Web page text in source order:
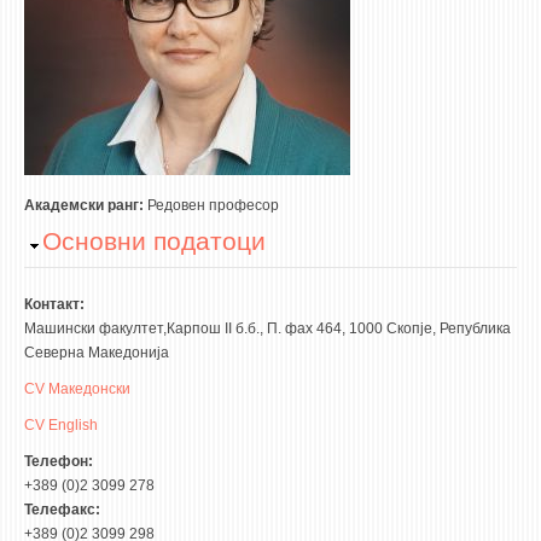
WATERBRIDGING
ENERGET
AIR QUALITY MODELLING
АКТИ
АКТИ
АНКЕТИ И САМОЕВАЛУАЦИИ
ЗАВРШНИ СМЕТКИ
ALUMNI MFS
ИЗВЕСТУВАЊА
Академски ранг: Редовeн професор
Hide
Основни податоци
Контакт:
Машински факултет,Карпош II б.б., П. фах 464, 1000 Скопје, Република
Северна Македонија
CV Македонски
CV English
Телефон:
+389 (0)2 3099 278
Телефакс:
+389 (0)2 3099 298